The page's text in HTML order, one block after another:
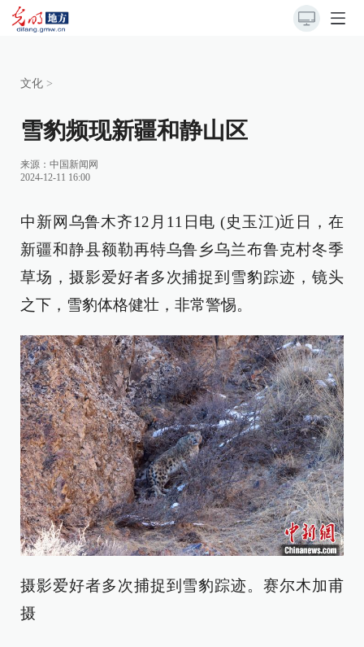
文化 >
雪豹频现新疆和静山区
来源： 中国新闻网
2024-12-11 16:00
中新网乌鲁木齐12月11日电 (史玉江)近日，在
新疆和静县额勒再特乌鲁乡乌兰布鲁克村冬季
草场，摄影爱好者多次捕捉到雪豹踪迹，镜头
之下，雪豹体格健壮，非常警惕。
摄影爱好者多次捕捉到雪豹踪迹。赛尔木加甫
摄